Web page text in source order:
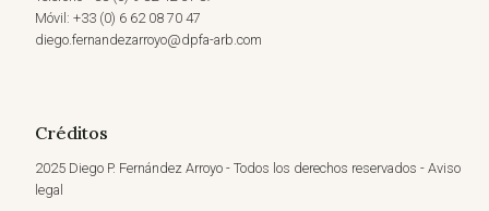
Móvil: +33 (0) 6 62 08 70 47
diego.fernandezarroyo@dpfa-arb.com
Créditos
2025 Diego P. Fernández Arroyo - Todos los derechos reservados - Aviso
legal